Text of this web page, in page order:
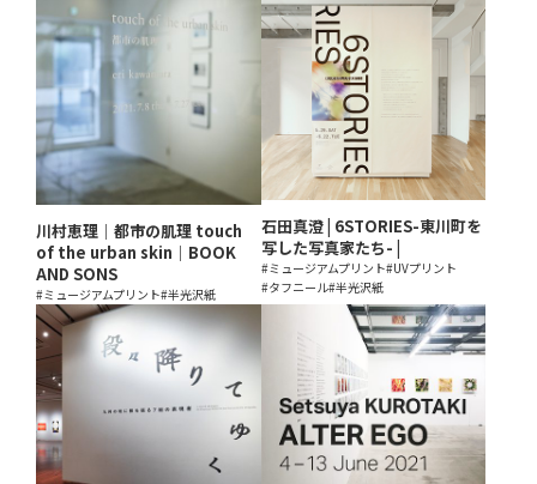
川村恵理｜都市の肌理 touch
of the urban skin｜BOOK
AND SONS
#ミュージアムプリント#半光沢紙
石田真澄 | 6STORIES-東川町を
写した写真家たち- |
#ミュージアムプリント#UVプリント
#タフニール#半光沢紙